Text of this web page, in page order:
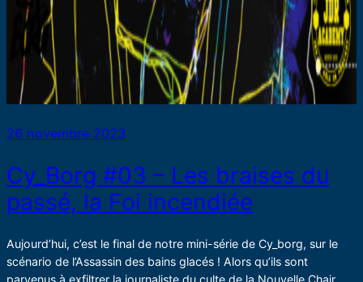
26 novembre 2023
Cy_Borg #03 – Les braises du
passé, la Foi incendiée
Aujourd’hui, c’est le final de notre mini-série de Cy_borg, sur le
scénario de l’Assassin des bains glacés ! Alors qu’ils sont
parvenus à exfiltrer la journaliste du culte de la Nouvelle Chair,